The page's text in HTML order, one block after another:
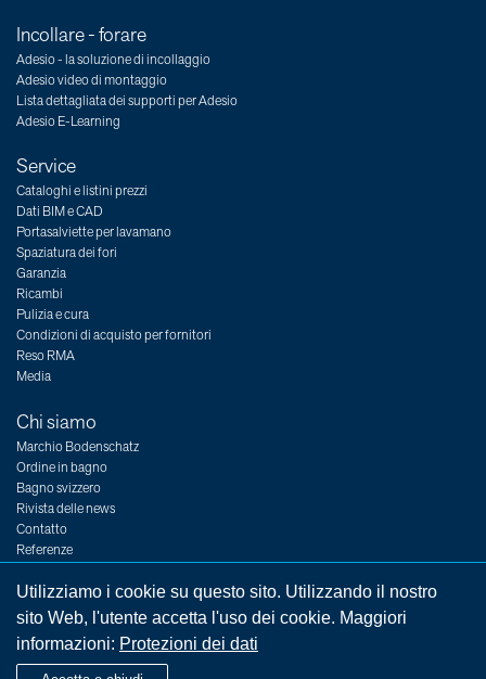
Incollare - forare
Adesio - la soluzione di incollaggio
Adesio video di montaggio
Lista dettagliata dei supporti per Adesio
Adesio E-Learning
Service
Cataloghi e listini prezzi
Dati BIM e CAD
Portasalviette per lavamano
Spaziatura dei fori
Garanzia
Ricambi
Pulizia e cura
Condizioni di acquisto per fornitori
Reso RMA
Media
Chi siamo
Marchio Bodenschatz
Ordine in bagno
Bagno svizzero
Rivista delle news
Contatto
Referenze
Posti vacanti
Utilizziamo i cookie su questo sito. Utilizzando il nostro
sito Web, l'utente accetta l'uso dei cookie. Maggiori
informazioni: Protezioni dei dati